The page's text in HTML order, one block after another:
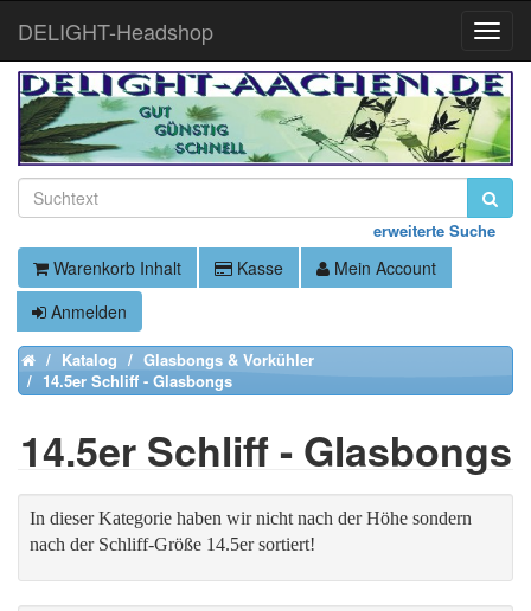
erweiterte Suche
Warenkorb Inhalt Kasse
Mein Account
Anmelden
HomeKatalog
Glasbongs & Vorkühler
14.5er Schliff - Glasbongs
14.5er Schliff - Glasbongs
In dieser Kategorie haben wir nicht nach der Höhe sondern
nach der Schliff-Größe 14.5er sortiert!
Toggle
DELIGHT-Headshop